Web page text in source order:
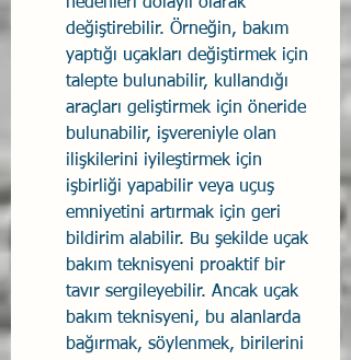
değiştirebilir. Örneğin, bakım
yaptığı uçakları değiştirmek için
talepte bulunabilir, kullandığı
araçları geliştirmek için öneride
bulunabilir, işvereniyle olan
ilişkilerini iyileştirmek için
işbirliği yapabilir veya uçuş
emniyetini artırmak için geri
bildirim alabilir. Bu şekilde uçak
bakım teknisyeni proaktif bir
tavır sergileyebilir. Ancak uçak
bakım teknisyeni, bu alanlarda
bağırmak, söylenmek, birilerini